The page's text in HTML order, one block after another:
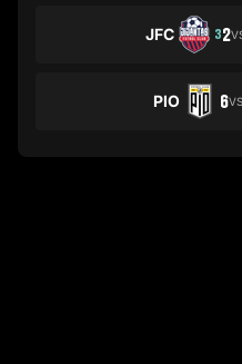
JFC 32
PIO 6VS